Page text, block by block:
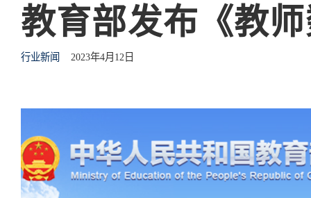
教育部发布《教
行业新闻 2023年4月12日